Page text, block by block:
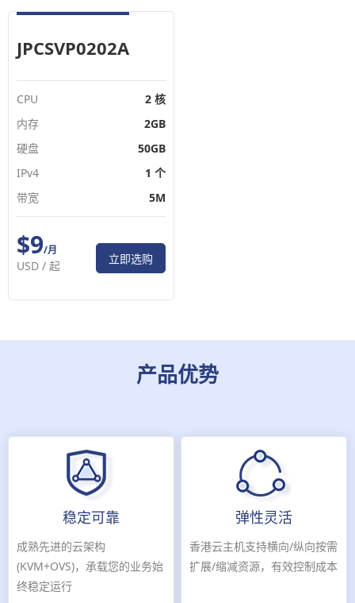
JPCSVP0202A
CPU
2 核
内存
2GB
硬盘
50GB
IPv4
1 个
带宽
5M
$9/月
USD /起 立即选购
产品优势
稳定可靠
成熟先进的云架构
(KVM+OVS)，承载您的业务始
终稳定运行
弹性灵活
香港云主机支持横向/纵向按需
扩展/缩减资源，有效控制成本